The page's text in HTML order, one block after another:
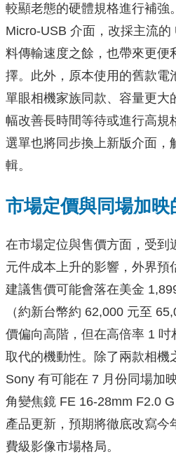
較顯老態的硬體規格進行補強
Micro-USB 介面，改採主流
料傳輸速度之餘，也帶來更便
擇。此外，原本使用的舊款電
單眼相機家族同款、容量更大
幅改善長時間等待或進行高規
選單也將同步換上新版介面，
輯。
市場定價與同場加映
在市場定位與售價方面，受到
元件成本上升的影響，外界預
建議售價可能會落在美金
（約新台幣約 62,000 元至
價偏向高階，但在高倍率 1
取代的機動性。除了兩款相機
Sony 有可能在 7 月份同場加
角變焦鏡 FE 16-28mm F2.0
產品更新，預期將徹底改寫今
費級影像市場格局。